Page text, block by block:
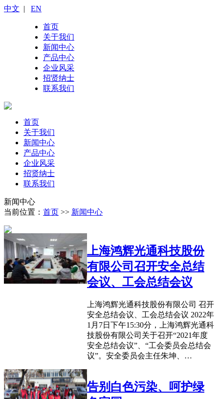
中文 | EN
首页
关于我们
新闻中心
产品中心
企业风采
招贤纳士
联系我们
首页
关于我们
新闻中心
产品中心
企业风采
招贤纳士
联系我们
新闻中心
当前位置： 首页 >> 新闻中心
上海鸿辉光通科技股份
有限公司召开安全总结
会议、工会总结会议
上海鸿辉光通科技股份有限公司 召开
安全总结会议、工会总结会议 2022年
1月7日下午15:30分，上海鸿辉光通科
技股份有限公司关于召开“2021年度
安全总结会议”、“工会委员会总结会
议”。安全委员会主任朱坤、…
告别白色污染、呵护绿